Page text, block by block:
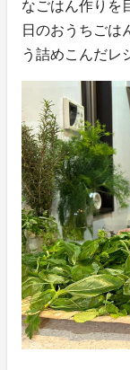
なごはん作りを
日のおうちごは
う詰めこんだレ